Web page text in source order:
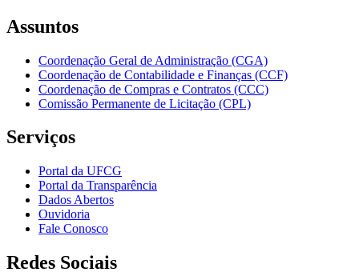
Assuntos
Coordenação Geral de Administração (CGA)
Coordenação de Contabilidade e Finanças (CCF)
Coordenação de Compras e Contratos (CCC)
Comissão Permanente de Licitação (CPL)
Serviços
Portal da UFCG
Portal da Transparência
Dados Abertos
Ouvidoria
Fale Conosco
Redes Sociais